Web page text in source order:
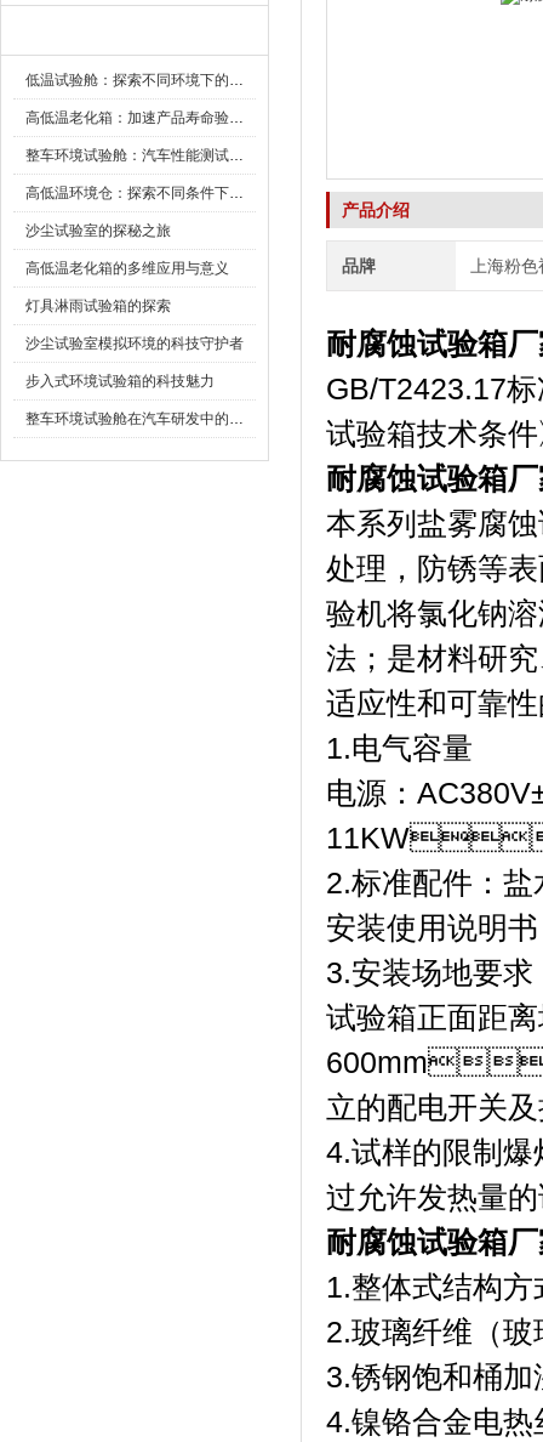
低温试验舱：探索不同环境下的科技边界
高低温老化箱：加速产品寿命验证的可靠伙伴
整车环境试验舱：汽车性能测试的设备
高低温环境仓：探索不同条件下的科学奥秘
沙尘试验室的探秘之旅
高低温老化箱的多维应用与意义
灯具淋雨试验箱的探索
沙尘试验室模拟环境的科技守护者
步入式环境试验箱的科技魅力
整车环境试验舱在汽车研发中的作用
产品介绍
品牌 上海粉
耐腐蚀试验箱
GB/T2423.17标
试验箱技术条件
耐腐蚀试验箱
本系列盐雾腐蚀试
处理，防锈等
验机将氯化钠溶
法；是材料研
适应性和可靠性
1.电气容量
电源：
11KW；
2.标准配件：盐水
安装使用说明书
3.安装场地要求
试验箱正面距
600mm
立的配电开关及插
4.试样的限制爆
过允许发热量
耐腐蚀试验箱
1.整体式结构方
2.玻璃纤维（玻
3.锈钢饱和桶
4.镍铬合金电热丝